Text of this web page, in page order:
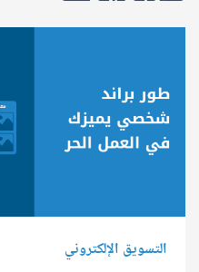
التسويق الإلكتروني